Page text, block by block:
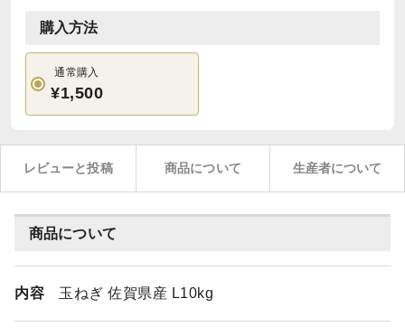
購入方法
通常購入
¥1,500
レビューと投稿 商品について 生産者について
商品について
内容 玉ねぎ 佐賀県産 L10kg